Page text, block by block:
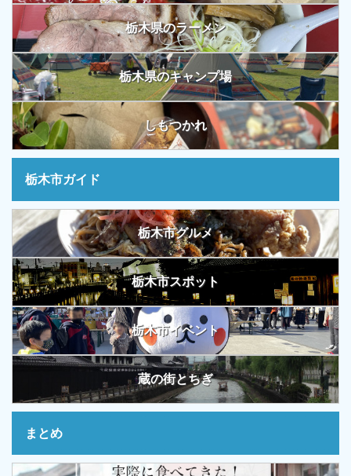
栃木県のラーメン
栃木県のキャンプ場
しもつかれ
栃木市ガイド
栃木市グルメ
栃木市スポット
栃木市イベント
蔵の街とちぎ
まとめ